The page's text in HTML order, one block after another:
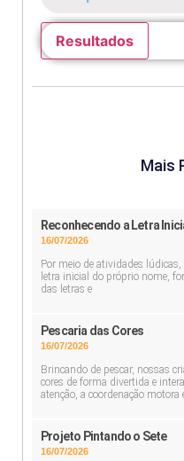
Resultados
Mais
Reconhecendo a Letra
16/07/2026
Por meio de atividades
letra inicial do próprio nome,
das letras e
Pescaria das Cores
16/07/2026
Brincando de pescar, nossas
cores de forma divertida e
atenção, a coordenação motora
Projeto Pintando o Sete
16/07/2026